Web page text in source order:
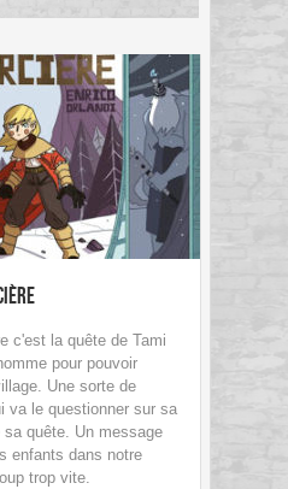
c'est la quête de Tami
pour pouvoir
Une sorte de
va le questionner sur sa
quête. Un message
enfants dans notre
trop vite.